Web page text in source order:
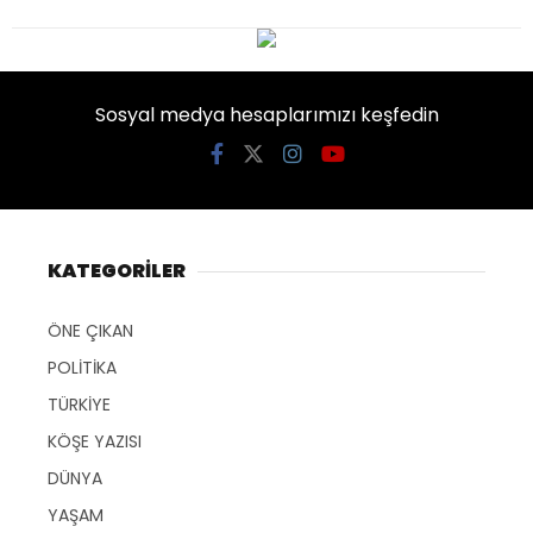
Sosyal medya hesaplarımızı keşfedin
KATEGORİLER
ÖNE ÇIKAN
POLİTİKA
TÜRKİYE
KÖŞE YAZISI
DÜNYA
YAŞAM